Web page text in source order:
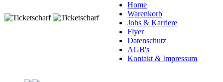
Home
Warenkorb
Jobs & Karriere
Flyer
Datenschutz
AGB's
Kontakt & Impressum